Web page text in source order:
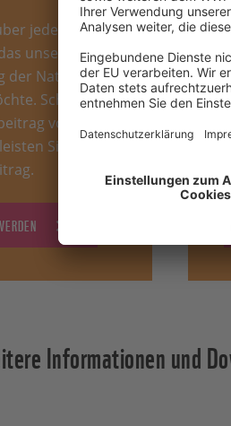
jedes neue
unsere
Natur
Schon mit
von
Sie einen
Informationen und